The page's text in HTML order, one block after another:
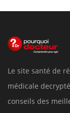
Le site santé de
médicale
conseils des